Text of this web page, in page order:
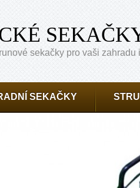
sekačky pro vaši zahradu
SEKAČKY